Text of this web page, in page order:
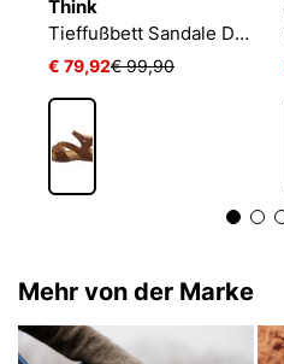
Think
Tieffußbett Sandale DUMIA
€ 79,92€ 99,90
Mehr von der Marke